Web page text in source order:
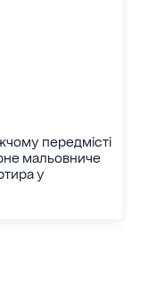
передмісті
мальовниче
у